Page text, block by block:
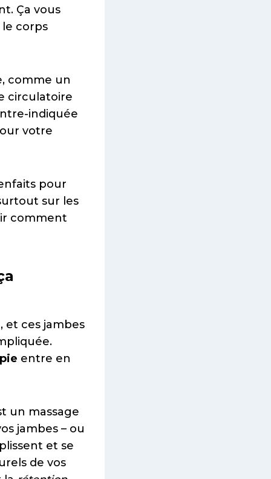
Ça vous
corps
comme un
circulatoire
indiquée
votre
pour
sur les
comment
et ces jambes
entre en
un massage
jambes – ou
et se
de vos